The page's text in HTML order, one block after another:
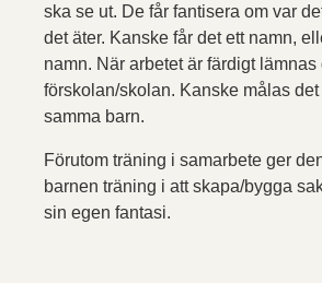
ska se ut. De får fantisera om var
det äter. Kanske får det ett namn,
namn. När arbetet är färdigt lämnas
förskolan/skolan. Kanske målas
samma barn.
Förutom träning i samarbete ger
barnen träning i att skapa/bygga
sin egen fantasi.